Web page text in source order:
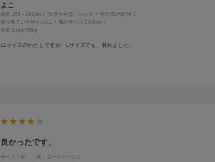
よこ
身長:156～160cm 体型:ぽっちゃり 年代:50代前半
普段着ているサイズ:LL 靴のサイズ:24.0cm
体重:61kg~65kg
LLサイズのわたしですが、Lサイズでも、着れました。
良かったです。
サイズ：Ｍ 色：ダークベージュ